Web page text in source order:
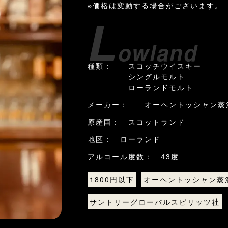
※価格は変動する場合がございます。
Lowland
種類： スコッチウイスキー
シングルモルト
ローランドモルト
メーカー： オーヘントッシャン蒸
原産国： スコットランド
地区： ローランド
アルコール度数： 43度
1800円以下 オーヘントッシャン蒸
サントリーグローバルスピリッツ社